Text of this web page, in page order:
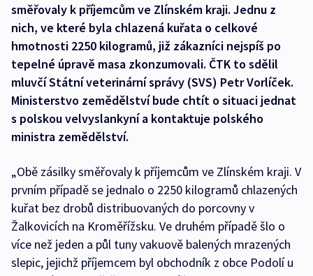
směřovaly k příjemcům ve Zlínském kraji. Jednu z
nich, ve které byla chlazená kuřata o celkové
hmotnosti 2250 kilogramů, již zákazníci nejspíš po
tepelné úpravě masa zkonzumovali. ČTK to sdělil
mluvčí Státní veterinární správy (SVS) Petr Vorlíček.
Ministerstvo zemědělství bude chtít o situaci jednat
s polskou velvyslankyní a kontaktuje polského
ministra zemědělství.
„Obě zásilky směřovaly k příjemcům ve Zlínském kraji. V
prvním případě se jednalo o 2250 kilogramů chlazených
kuřat bez drobů distribuovaných do porcovny v
Žalkovicích na Kroměřížsku. Ve druhém případě šlo o
více než jeden a půl tuny vakuově balených mrazených
slepic, jejichž příjemcem byl obchodník z obce Podolí u